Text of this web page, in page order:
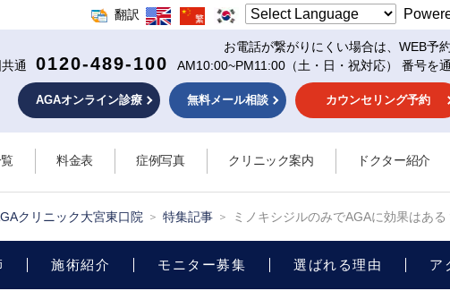
翻訳
お電話が繋がりにくい場合は、WEB予
通
0120-489-100 AM10:00~PM11:00 （土・日・祝対応） 番号を
AGAオンライン診療 無料メール相談 カウンセリング予約
料金表 症例写真 クリニック案内 ドクター紹介
クリニック大宮東口院 特集記事 ミノキシジルのみでAGAに効果はある
施術紹介 モニター募集 選ばれる理由 ア